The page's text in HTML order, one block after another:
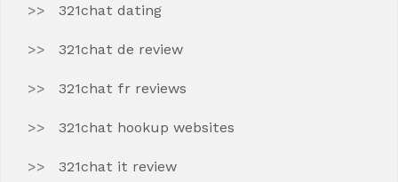
321chat dating
321chat de review
321chat fr reviews
321chat hookup websites
321chat it review